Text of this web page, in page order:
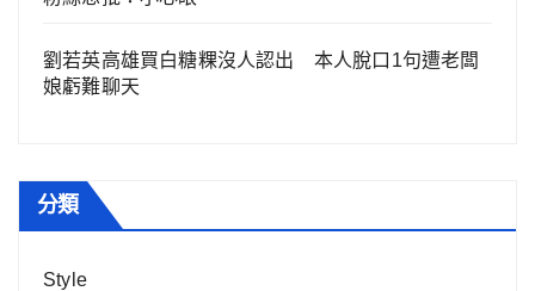
劉若英高雄買白糖粿沒人認出 本人脫口1句遭老闆
娘虧難聊天
分類
Style